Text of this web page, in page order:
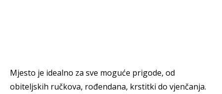
Mjesto je idealno za sve moguće prigode, od
obiteljskih ručkova, rođendana, krstitki do vjenčanja.